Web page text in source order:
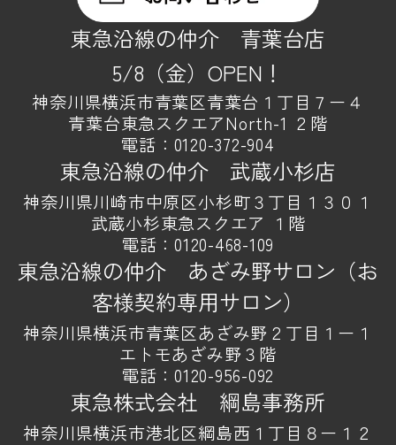
東急沿線の仲介 青葉台店
5/8（金）OPEN！
神奈川県横浜市青葉区青葉台１丁目７ー４
青葉台東急スクエアNorth-1 ２階
電話： 0120-372-904
東急沿線の仲介 武蔵小杉店
神奈川県川崎市中原区小杉町３丁目１３０１
武蔵小杉東急スクエア １階
電話：0120-468-109
東急沿線の仲介 あざみ野サロン（お
客様契約専用サロン）
神奈川県横浜市青葉区あざみ野２丁目１ー１
エトモあざみ野３階
電話：0120-956-092
東急株式会社 綱島事務所
神奈川県横浜市港北区綱島西１丁目８ー１２